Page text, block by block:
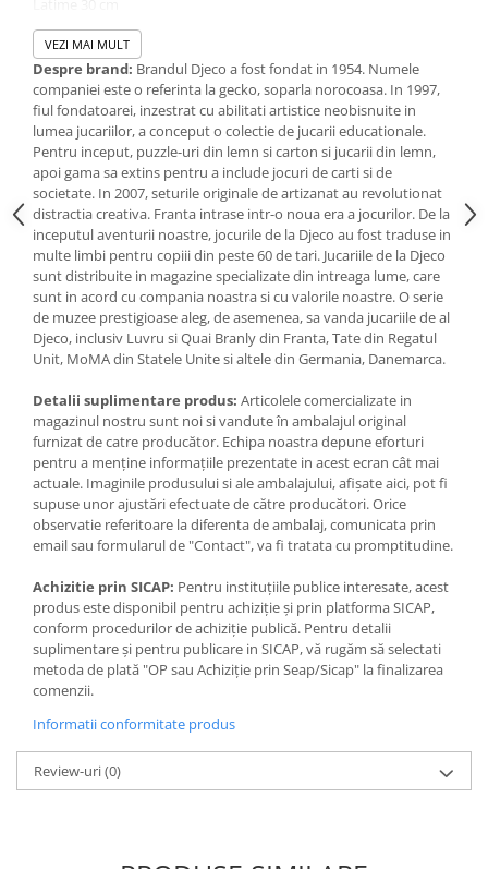
Jucarii senzoriale
Jucarii motrice pentru bebelusi
Saltele de activitati pentru bebe
Jucarii de sortat
Jucarii muzicale bebelusi
Puzzle bebelusi
Lungime 30 cm
Varsta +4 ani - Acest reper este nou si comercializat in ambalajul
original pus la dispozitie de catre producator. Imaginile
disponibile au caracter orientativ si informativ. Nuanta, tonul si
intensitatea culorii din pozele produsului pot varia in functie de
ecranul de pe care se vizualizeaza magazinul online.
VEZI MAI MULT
Despre brand: Brandul Djeco a fost fondat in 1954. Numele
companiei este o referinta la gecko, soparla norocoasa. In 1997,
fiul fondatoarei, inzestrat cu abilitati artistice neobisnuite in
lumea jucariilor, a conceput o colectie de jucarii educationale.
Pentru inceput, puzzle-uri din lemn si carton si jucarii din lemn,
apoi gama sa extins pentru a include jocuri de carti si de
societate. In 2007, seturile originale de artizanat au revolutionat
distractia creativa. Franta intrase intr-o noua era a jocurilor. De la
inceputul aventurii noastre, jocurile de la Djeco au fost traduse in
multe limbi pentru copiii din peste 60 de tari. Jucariile de la Djeco
sunt distribuite in magazine specializate din intreaga lume, care
sunt in acord cu compania noastra si cu valorile noastre. O serie
de muzee prestigioase aleg, de asemenea, sa vanda jucariile de al
Djeco, inclusiv Luvru si Quai Branly din Franta, Tate din Regatul
Unit, MoMA din Statele Unite si altele din Germania, Danemarca.
Detalii suplimentare produs: Articolele comercializate in
magazinul nostru sunt noi si vandute în ambalajul original
furnizat de catre producător. Echipa noastra depune eforturi
pentru a menține informațiile prezentate in acest ecran cât mai
actuale. Imaginile produsului si ale ambalajului, afișate aici, pot fi
supuse unor ajustări efectuate de către producători. Orice
observatie referitoare la diferenta de ambalaj, comunicata prin
email sau formularul de "Contact", va fi tratata cu promptitudine.
Achizitie prin SICAP: Pentru instituțiile publice interesate, acest
produs este disponibil pentru achiziție și prin platforma SICAP,
conform procedurilor de achiziție publică. Pentru detalii
suplimentare și pentru publicare in SICAP, vă rugăm să selectati
metoda de plată "OP sau Achiziție prin Seap/Sicap" la finalizarea
comenzii.
Informatii conformitate produs
Review-uri(0)